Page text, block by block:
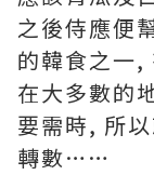
之後侍應便
的韓食之一,
在大多數的
要需時, 所
轉數……